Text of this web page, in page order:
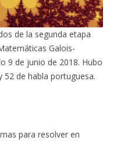
de la segunda etapa
Galois-
9 de junio de 2018. Hubo
52 de habla portuguesa.
para resolver en